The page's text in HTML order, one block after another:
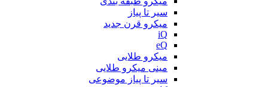
سیر تا پیاز
میکرو قرن جدید
iQ
eQ
میکرو طلایی
مینی میکرو طلایی
سیر تا پیاز موضوعی